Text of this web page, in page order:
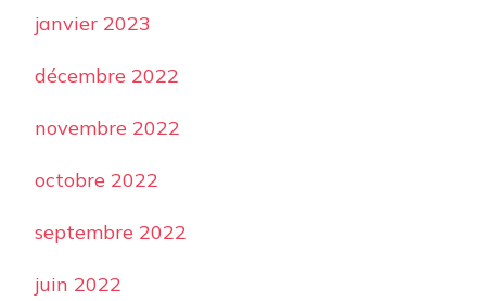
janvier 2023
décembre 2022
novembre 2022
octobre 2022
septembre 2022
juin 2022